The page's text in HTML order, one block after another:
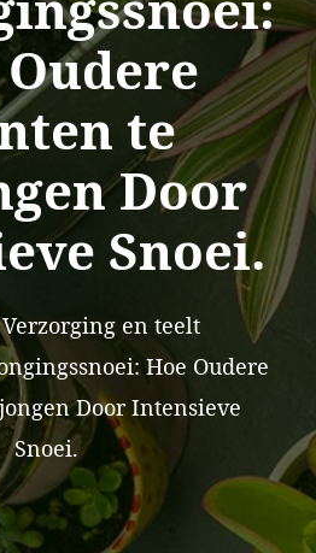
te
Door
Snoei.
Verzorging en teelt
Hoe Oudere
Door Intensieve
Snoei.